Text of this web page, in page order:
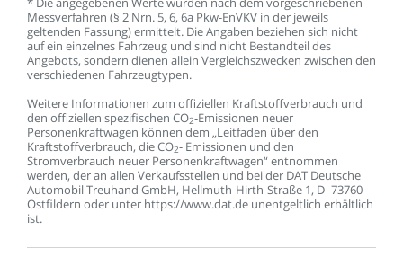
Messverfahren (§ 2 Nrn. 5, 6, 6a Pkw-EnVKV in der jeweils
geltenden Fassung)ermittelt. DieAngaben beziehen sich nicht
aufein einzelnes Fahrzeug und sind nicht Bestandteildes
Angebots, sondern dienen allein Vergleichszwecken zwischen den
verschiedenen Fahrzeugtypen.
Weitere Informationen zum offiziellen Kraftstoffverbrauch und
den offiziellen spezifischen CO2-Emissionen neuer
Personenkraftwagen können dem „Leitfaden überden
Kraftstoffverbrauch, dieCO2- Emissionen und den
Stromverbrauch neuer Personenkraftwagen“entnommen
werden, deran allen Verkaufsstellen und beider DAT Deutsche
AutomobilTreuhand GmbH, Hellmuth-Hirth-Straße 1, D-73760
Ostfildern oder unter https://www.dat.de unentgeltlich erhältlich
ist.